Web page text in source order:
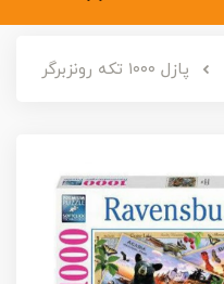
پازل ۱۰۰۰ تکه رونزبرگر